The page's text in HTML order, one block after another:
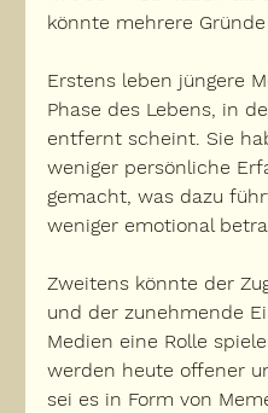
könnte mehrere
Erstens leben jüngere
Phase des Lebens, in
entfernt scheint. Sie
weniger persönliche
gemacht, was dazu
weniger emotional
Zweitens könnte der
und der zunehmende
Medien eine Rolle
werden heute offener
sei es in Form von